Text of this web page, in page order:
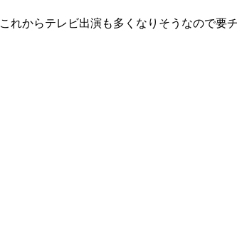
これからテレビ出演も多くなりそうなので要